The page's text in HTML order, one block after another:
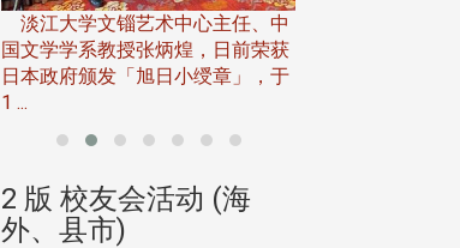
淡江大学文锱艺术中心主任、中
国文学学系教授张炳煌，日前荣获
日本政府颁发「旭日小绶章」，于
1 ...
2 版 校友会活动 (海
外、县市)